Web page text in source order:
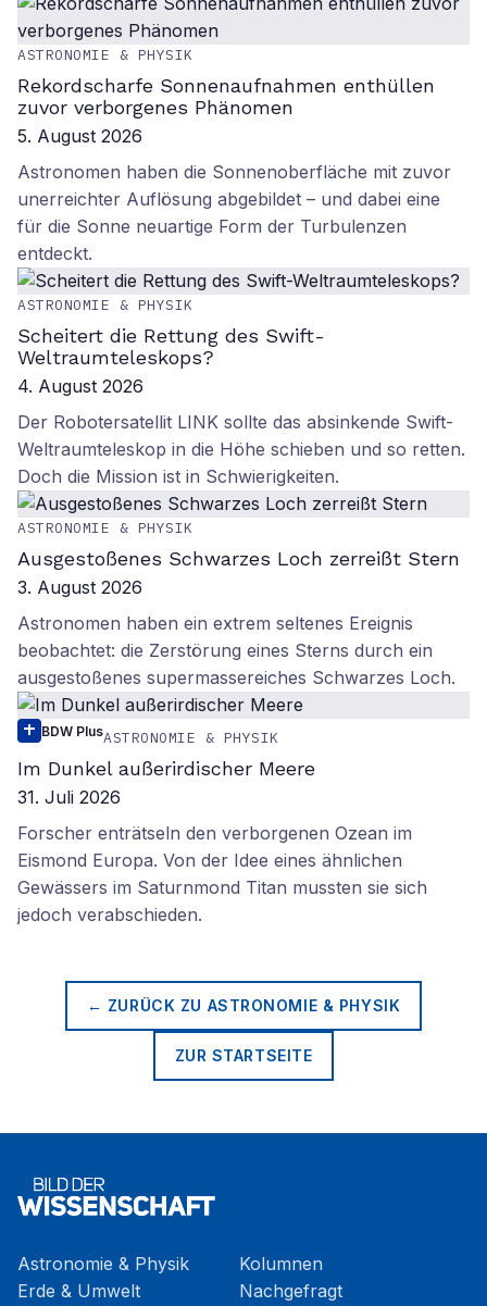
ASTRONOMIE & PHYSIK
Rekordscharfe Sonnenaufnahmen enthüllen
zuvor verborgenes Phänomen
5. August 2026
Astronomen haben die Sonnenoberfläche mit zuvor
unerreichter Auflösung abgebildet – und dabei eine
für die Sonne neuartige Form der Turbulenzen
entdeckt.
ASTRONOMIE & PHYSIK
Scheitert die Rettung des Swift-
Weltraumteleskops?
4. August 2026
Der Robotersatellit LINK sollte das absinkende Swift-
Weltraumteleskop in die Höhe schieben und so retten.
Doch die Mission ist in Schwierigkeiten.
ASTRONOMIE & PHYSIK
Ausgestoßenes Schwarzes Loch zerreißt Stern
3. August 2026
Astronomen haben ein extrem seltenes Ereignis
beobachtet: die Zerstörung eines Sterns durch ein
ausgestoßenes supermassereiches Schwarzes Loch.
BDW PlusASTRONOMIE & PHYSIK
Im Dunkel außerirdischer Meere
31. Juli 2026
Forscher enträtseln den verborgenen Ozean im
Eismond Europa. Von der Idee eines ähnlichen
Gewässers im Saturnmond Titan mussten sie sich
jedoch verabschieden.
← ZURÜCK ZU ASTRONOMIE & PHYSIK
ZUR STARTSEITE
Astronomie & Physik
Erde & Umwelt
Kolumnen
Nachgefragt